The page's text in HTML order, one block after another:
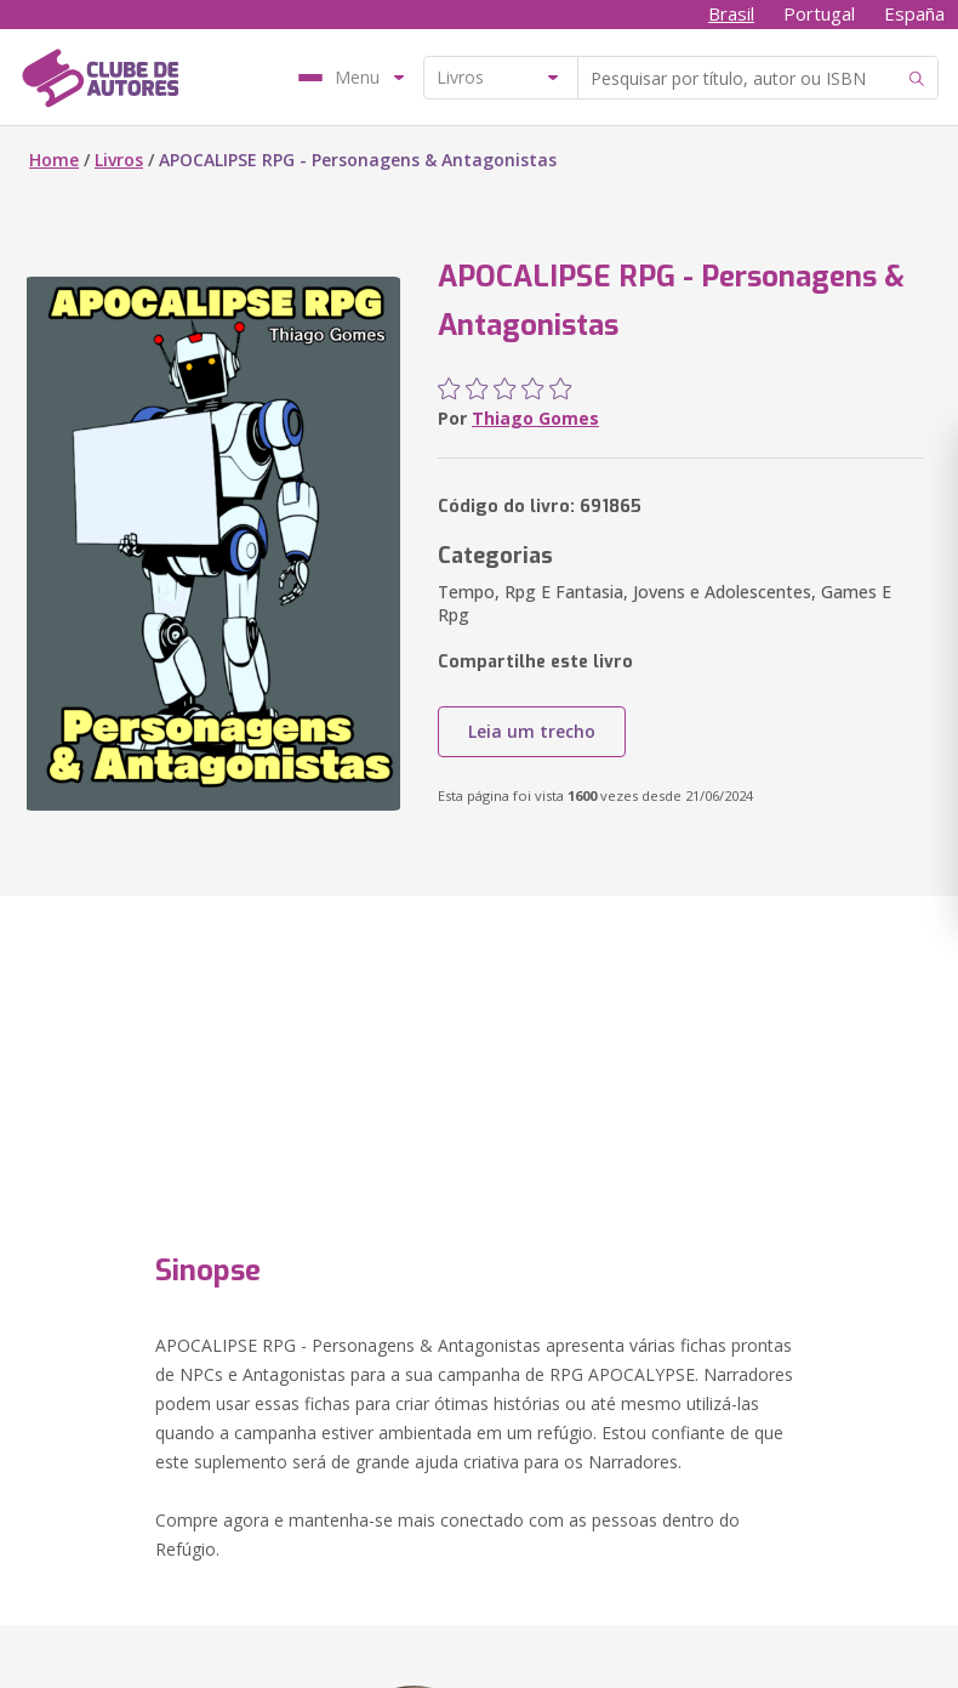
Brasil Portugal España
Menu
Home / Livros /APOCALIPSE RPG - Personagens & Antagonistas
APOCALIPSE RPG - Personagens &
Antagonistas
Por Thiago Gomes
Código do livro: 691865
Categorias
Tempo, Rpg E Fantasia, Jovens e Adolescentes, Games E
Rpg
Compartilhe este livro
Leia um trecho
Esta página foi vista 1600vezes desde 21/06/2024
Sinopse
APOCALIPSE RPG - Personagens & Antagonistas apresenta várias fichas prontas
de NPCs e Antagonistas para a sua campanha de RPG APOCALYPSE. Narradores
podem usar essas fichas para criar ótimas histórias ou até mesmo utilizá-las
quando a campanha estiver ambientada em um refúgio. Estou confiante de que
este suplemento será de grande ajuda criativa para os Narradores.
Compre agora e mantenha-se mais conectado com as pessoas dentro do
Refúgio.